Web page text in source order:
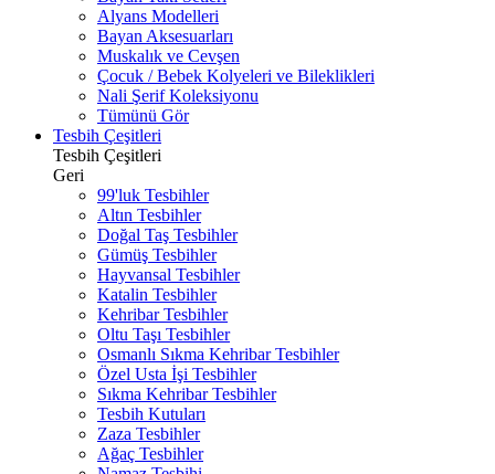
Alyans Modelleri
Bayan Aksesuarları
Muskalık ve Cevşen
Çocuk / Bebek Kolyeleri ve Bileklikleri
Nali Şerif Koleksiyonu
Tümünü Gör
Tesbih Çeşitleri
Tesbih Çeşitleri
Geri
99'luk Tesbihler
Altın Tesbihler
Doğal Taş Tesbihler
Gümüş Tesbihler
Hayvansal Tesbihler
Katalin Tesbihler
Kehribar Tesbihler
Oltu Taşı Tesbihler
Osmanlı Sıkma Kehribar Tesbihler
Özel Usta İşi Tesbihler
Sıkma Kehribar Tesbihler
Tesbih Kutuları
Zaza Tesbihler
Ağaç Tesbihler